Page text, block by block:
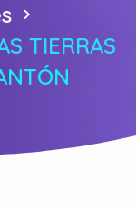
TIERRAS